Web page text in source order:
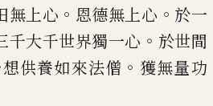
無上心 。 恩德無上心 。 於一
千大千世界獨一心 。 於世間
供養如來法僧 。 獲無量功